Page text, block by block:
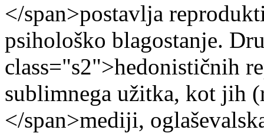
</span>postavlja
psihološko blagostanje.
class="s2">hedonističnih
sublimnega užitka, kot jih
</span>mediji,